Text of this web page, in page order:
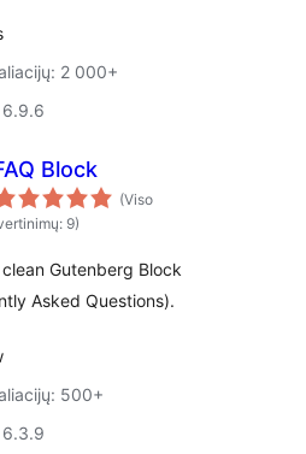
2 000+
Block
(Viso
9)
Gutenberg Block
Asked Questions).
500+